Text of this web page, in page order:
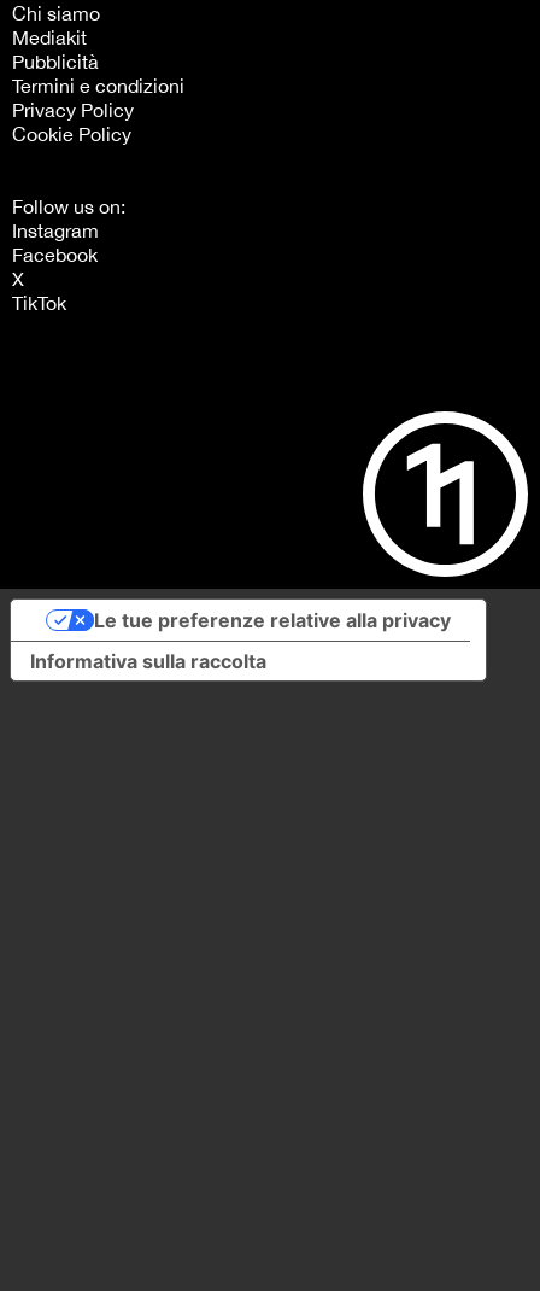
Chi siamo
Mediakit
Pubblicità
Termini e condizioni
Privacy Policy
Cookie Policy
Follow us on:
Instagram
Facebook
X
TikTok
Informativa sulla raccolta
Le tue preferenze relative alla privacy